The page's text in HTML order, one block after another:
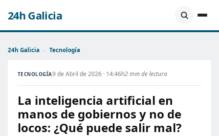
24h Galicia
24h Galicia › Tecnología
TECNOLOGÍA9 de Abril de 2026 · 14:46h2 min de lectura
La inteligencia artificial en
manos de gobiernos y no de
locos: ¿Qué puede salir mal?